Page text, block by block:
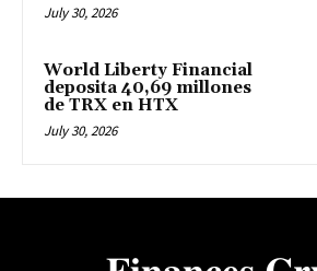
July 30, 2026
World Liberty Financial
deposita 40,69 millones
de TRX en HTX
July 30, 2026